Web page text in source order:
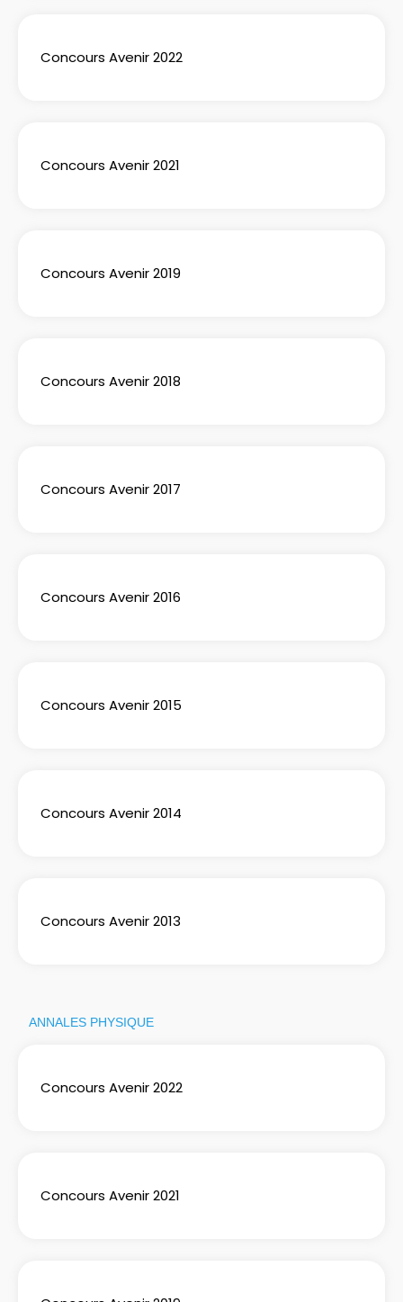
Concours Avenir 2022
Concours Avenir 2021
Concours Avenir 2019
Concours Avenir 2018
Concours Avenir 2017
Concours Avenir 2016
Concours Avenir 2015
Concours Avenir 2014
Concours Avenir 2013
ANNALES PHYSIQUE
Concours Avenir 2022
Concours Avenir 2021